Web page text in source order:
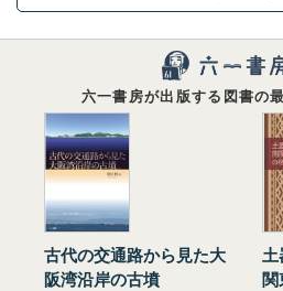
六一書房が出版する図書の
古代の交通路から見た大
阪湾沿岸の古墳
土